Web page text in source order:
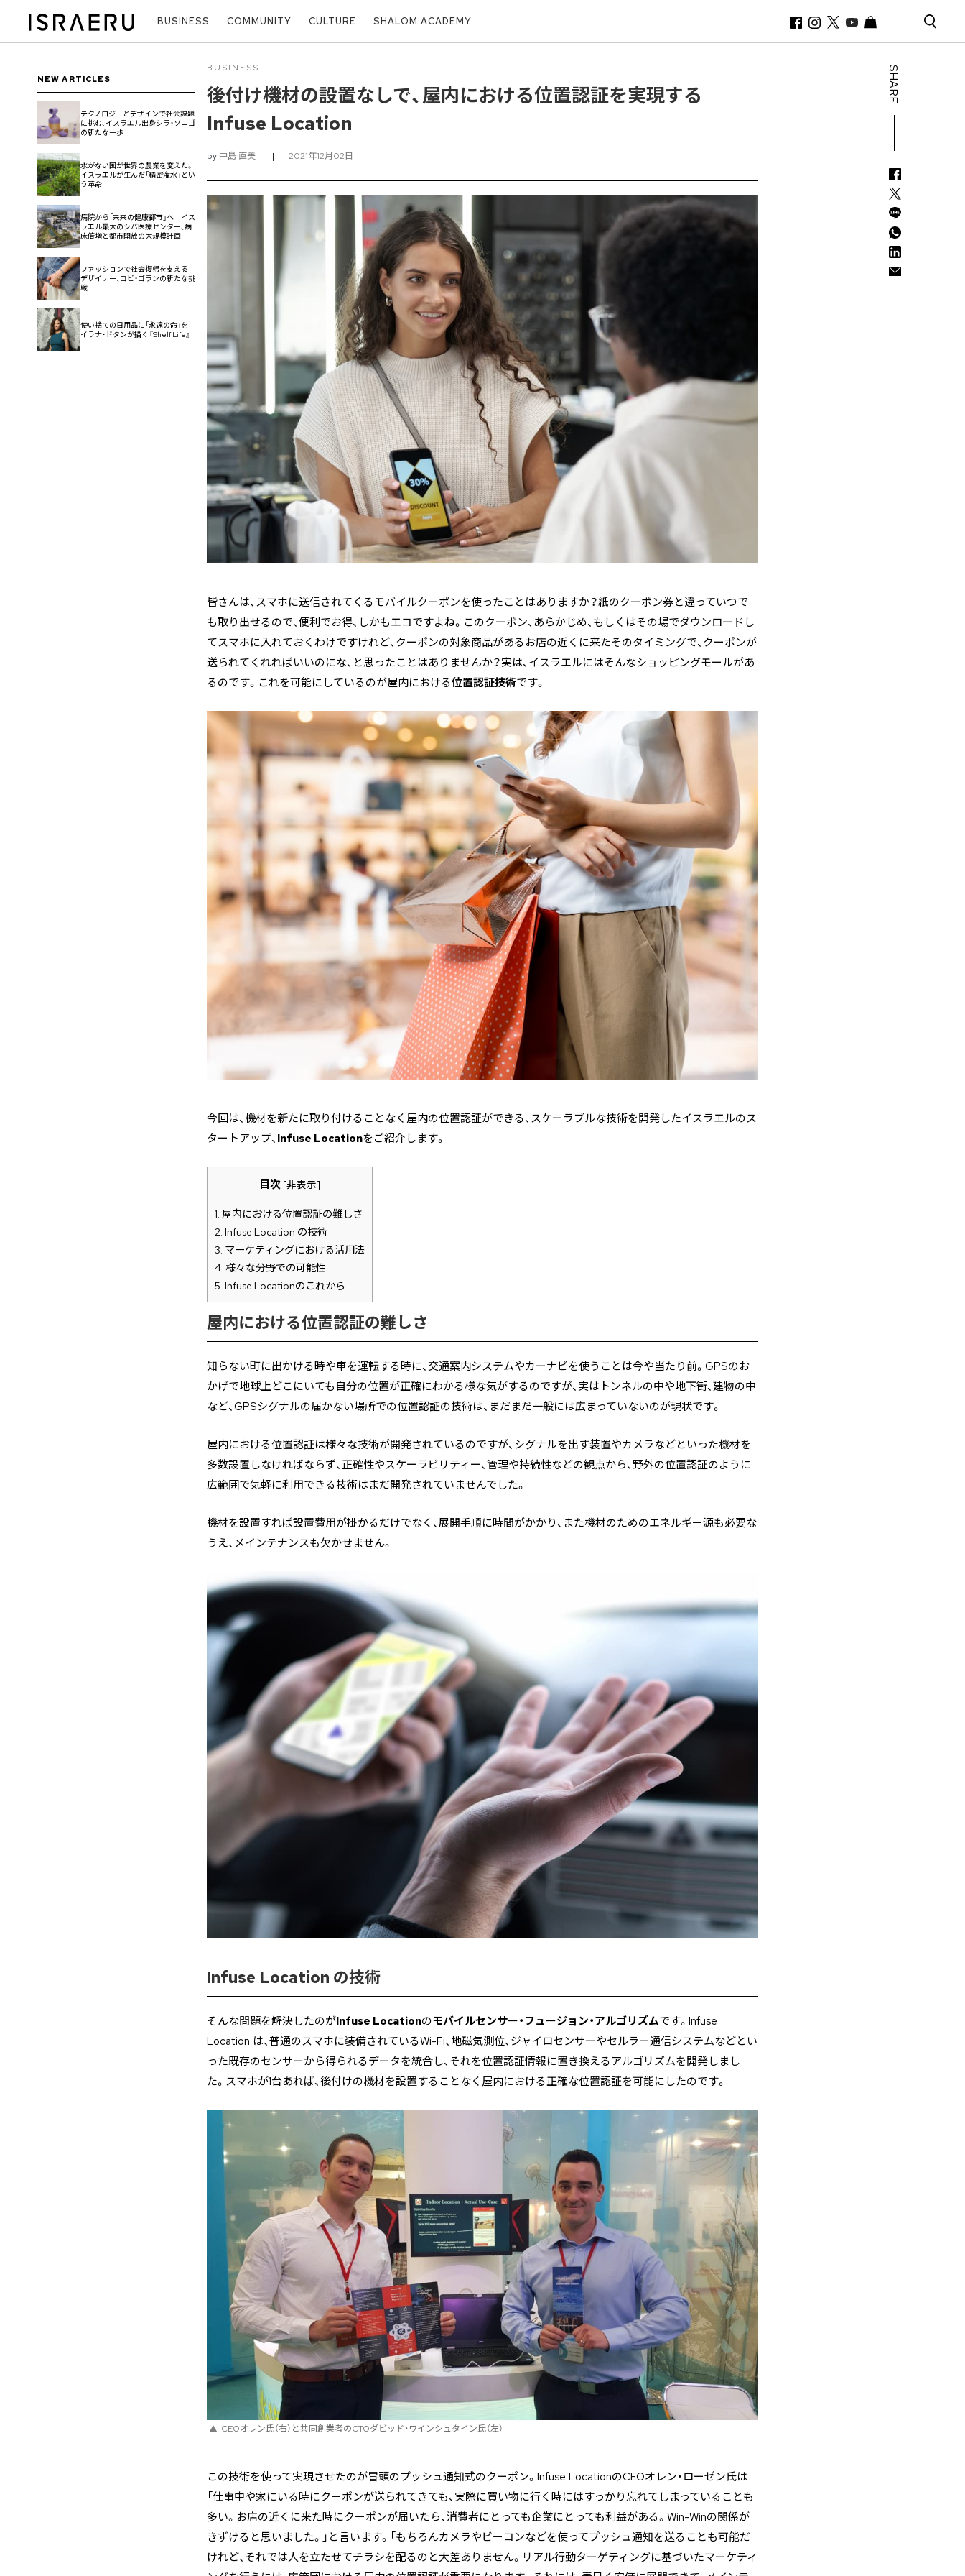
BUSINESS COMMUNITY CULTURE SHALOM ACADEMY
SHARE
NEW ARTICLES
テクノロジーとデザインで社会課題
に挑む、イスラエル出身シラ・ソニゴ
の新たな一歩
水がない国が世界の農業を変えた。
イスラエルが生んだ「精密潅水」とい
う革命
病院から「未来の健康都市」へ イス
ラエル最大のシバ医療センター、病
床倍増と都市開放の大規模計画
ファッションで社会復帰を支える
デザイナー、コビ・ゴランの新たな挑
戦
使い捨ての日用品に「永遠の命」を
イラナ・ドタンが描く『Shelf Life』
BUSINESS
後付け機材の設置なしで、屋内における位置認証を実現する
Infuse Location
by 中島 直美 | 2021年12月02日
皆さんは、スマホに送信されてくるモバイルクーポンを使ったことはありますか？紙のクーポン券と違っていつで
も取り出せるので、便利でお得、しかもエコですよね。このクーポン、あらかじめ、もしくはその場でダウンロードし
てスマホに入れておくわけですけれど、クーポンの対象商品があるお店の近くに来たそのタイミングで、クーポンが
送られてくれればいいのにな、と思ったことはありませんか？実は、イスラエルにはそんなショッピングモールがあ
るのです。これを可能にしているのが屋内における位置認証技術です。
今回は、機材を新たに取り付けることなく屋内の位置認証ができる、スケーラブルな技術を開発したイスラエルのス
タートアップ、 Infuse Locationをご紹介します。
目次 [非表示]
1. 屋内における位置認証の難しさ
2. Infuse Location の技術
3. マーケティングにおける活用法
4. 様々な分野での可能性
5. Infuse Locationのこれから
屋内における位置認証の難しさ
知らない町に出かける時や車を運転する時に、交通案内システムやカーナビを使うことは今や当たり前。GPSのお
かげで地球上どこにいても自分の位置が正確にわかる様な気がするのですが、実はトンネルの中や地下街、建物の中
など、GPSシグナルの届かない場所での位置認証の技術は、まだまだ一般には広まっていないのが現状です。
屋内における位置認証は様々な技術が開発されているのですが、シグナルを出す装置やカメラなどといった機材を
多数設置しなければならず、正確性やスケーラビリティー、管理や持続性などの観点から、野外の位置認証のように
広範囲で気軽に利用できる技術はまだ開発されていませんでした。
機材を設置すれば設置費用が掛かるだけでなく、展開手順に時間がかかり、また機材のためのエネルギー源も必要な
うえ、メインテナンスも欠かせません。
Infuse Location の技術
そんな問題を解決したのがInfuse Locationのモバイルセンサー・フュージョン・アルゴリズムです。Infuse
Location は、普通のスマホに装備されているWi-Fi、地磁気測位、ジャイロセンサーやセルラー通信システムなどとい
った既存のセンサーから得られるデータを統合し、それを位置認証情報に置き換えるアルゴリズムを開発しまし
た。スマホが1台あれば、後付けの機材を設置することなく屋内における正確な位置認証を可能にしたのです。
CEOオレン氏（右）と共同創業者のCTOダビッド・ワインシュタイン氏（左）
この技術を使って実現させたのが冒頭のプッシュ通知式のクーポン。Infuse LocationのCEOオレン・ローゼン氏は
「仕事中や家にいる時にクーポンが送られてきても、実際に買い物に行く時にはすっかり忘れてしまっていることも
多い。お店の近くに来た時にクーポンが届いたら、消費者にとっても企業にとっても利益がある。Win-Winの関係が
きずけると思いました。」と言います。「もちろんカメラやビーコンなどを使ってプッシュ通知を送ることも可能だ
けれど、それでは人を立たせてチラシを配るのと大差ありません。リアル行動ターゲティングに基づいたマーケティ